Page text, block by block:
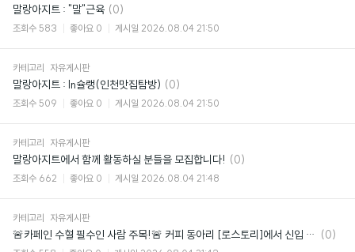
말랑아지트 : "말"근육 댓
글
(0)
조회수 583 좋아요 0 게시일 2026.08.04 21:50
카테고리 자유게시판
말랑아지트 : In슐랭(인천맛집탐방) 댓
글
(0)
조회수 509 좋아요 0 게시일 2026.08.04 21:50
카테고리 자유게시판
말랑아지트에서 함께 활동하실 분들을 모집합니다! 댓
(0)
조회수 662 좋아요 0 게시일 2026.08.04 21:48
카테고리 자유게시판
🚨카페인 수혈 필수인 사람 주목!🚨 커피 동아리 [로스토리]에서 신입 부원 모집 댓
(0)